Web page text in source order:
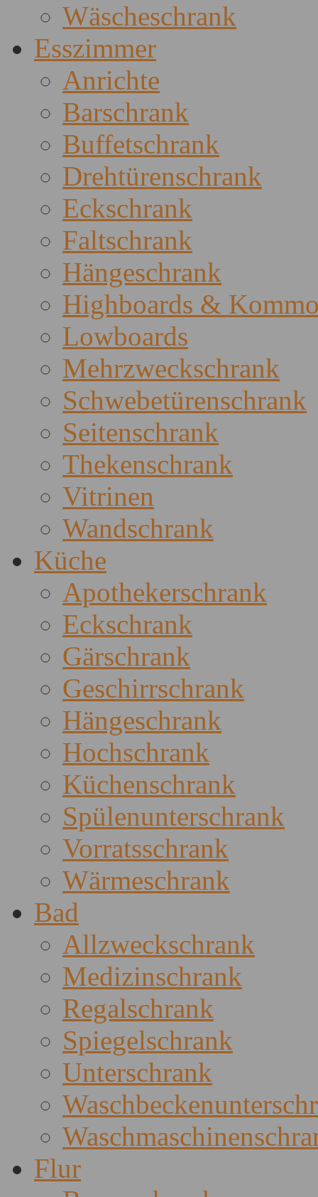
Wäscheschrank
Esszimmer
Anrichte
Barschrank
Buffetschrank
Drehtürenschrank
Eckschrank
Faltschrank
Hängeschrank
Highboards &
Lowboards
Mehrzweckschrank
Schwebetürenschrank
Seitenschrank
Thekenschrank
Vitrinen
Wandschrank
Küche
Apothekerschrank
Eckschrank
Gärschrank
Geschirrschrank
Hängeschrank
Hochschrank
Küchenschrank
Spülenunterschrank
Vorratsschrank
Wärmeschrank
Bad
Allzweckschrank
Medizinschrank
Regalschrank
Spiegelschrank
Unterschrank
Flur